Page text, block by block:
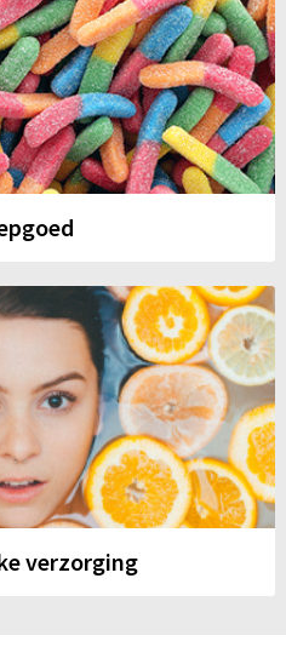
verzorging